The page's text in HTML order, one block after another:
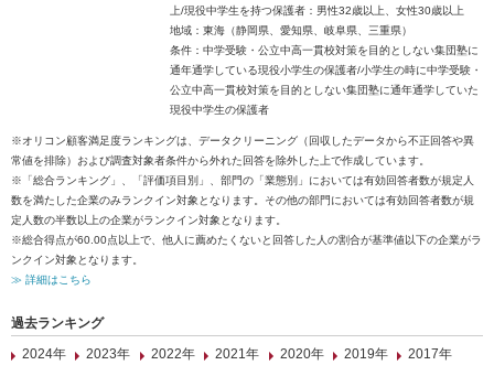
上/現役中学生を持つ保護者：男性32歳以上、女性30歳以上
地域：東海（静岡県、愛知県、岐阜県、三重県）
条件：中学受験・公立中高一貫校対策を目的としない集団塾に
通年通学している現役小学生の保護者/小学生の時に中学受験・
公立中高一貫校対策を目的としない集団塾に通年通学していた
現役中学生の保護者
※オリコン顧客満足度ランキングは、データクリーニング（回収したデータから不正回答や異
常値を排除）および調査対象者条件から外れた回答を除外した上で作成しています。
※「総合ランキング」、「評価項目別」、部門の「業態別」においては有効回答者数が規定人
数を満たした企業のみランクイン対象となります。その他の部門においては有効回答者数が規
定人数の半数以上の企業がランクイン対象となります。
※総合得点が60.00点以上で、他人に薦めたくないと回答した人の割合が基準値以下の企業がラ
ンクイン対象となります。
≫ 詳細はこちら
過去ランキング
2024年
2023年 2022年 2021年 2020年 2019年
2017年